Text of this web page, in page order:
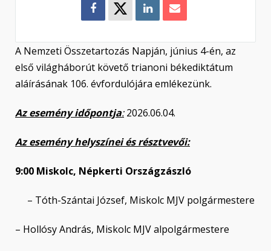
A Nemzeti Összetartozás Napján, június 4-én, az
első világháborút követő trianoni békediktátum
aláírásának 106. évfordulójára emlékezünk.
Az esemény időpontja:2026.06.04.
Az esemény helyszínei és résztvevői:
9:00 Miskolc, Népkerti Országzászló
– Tóth-Szántai József, Miskolc MJV polgármestere
– Hollósy András, Miskolc MJV alpolgármestere